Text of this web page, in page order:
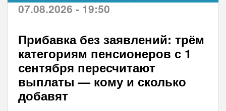
07.08.2026 - 19:50
Прибавка без заявлений: трём
категориям пенсионеров с 1
сентября пересчитают
выплаты — кому и сколько
добавят